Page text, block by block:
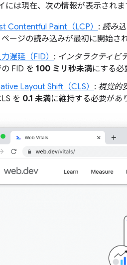
には現在、次の情報が表示されま
Contentful Paint（LCP） : 読み
ページの読み込みが最初に開始さ
遅延（FID） : インタラクティビ
FID を 100 ミリ秒未満にする必
Layout Shift（CLS） : 視覚的
を 0.1 未満に維持する必要があ